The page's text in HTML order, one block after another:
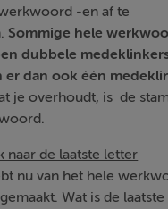
-en af te
Sommige hele
dubbele
er dan ook één
je overhoudt, is de
naar de laatste letter
nu van het hele
Wat is de